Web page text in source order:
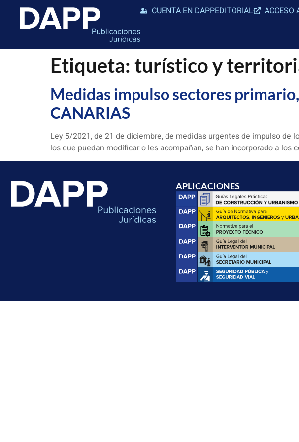
CUENTA EN DAPPEDITORIAL ACCESO
Etiqueta: turístico y
Medidas impulso sectores
CANARIAS
Ley 5/2021, de 21 de diciembre, de medidas urgentes de impulso de
los que puedan modificar o les acompañan, se han incorporado a
APLICACIONES